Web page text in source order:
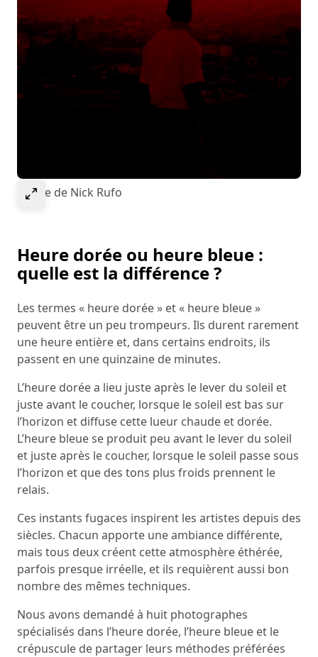
Select to expand image
Image de ​Nick Rufo
Heure dorée ou heure bleue :
quelle est la différence ?
Les termes « heure dorée » et « heure bleue »
peuvent être un peu trompeurs. Ils durent rarement
une heure entière et, dans certains endroits, ils
passent en une quinzaine de minutes.
L’heure dorée a lieu juste après le lever du soleil et
juste avant le coucher, lorsque le soleil est bas sur
l’horizon et diffuse cette lueur chaude et dorée.
L’heure bleue se produit peu avant le lever du soleil
et juste après le coucher, lorsque le soleil passe sous
l’horizon et que des tons plus froids prennent le
relais.
Ces instants fugaces inspirent les artistes depuis des
siècles. Chacun apporte une ambiance différente,
mais tous deux créent cette atmosphère éthérée,
parfois presque irréelle, et ils requièrent aussi bon
nombre des mêmes techniques.
Nous avons demandé à huit photographes
spécialisés dans l’heure dorée, l’heure bleue et le
crépuscule de partager leurs méthodes préférées